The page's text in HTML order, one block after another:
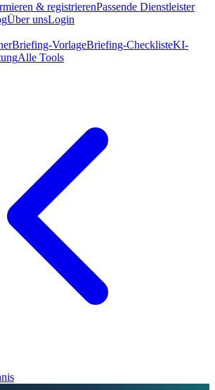
& registrierenPassende Dienstleister
Über unsLogin
Briefing-VorlageBriefing-ChecklisteKI-
Alle Tools